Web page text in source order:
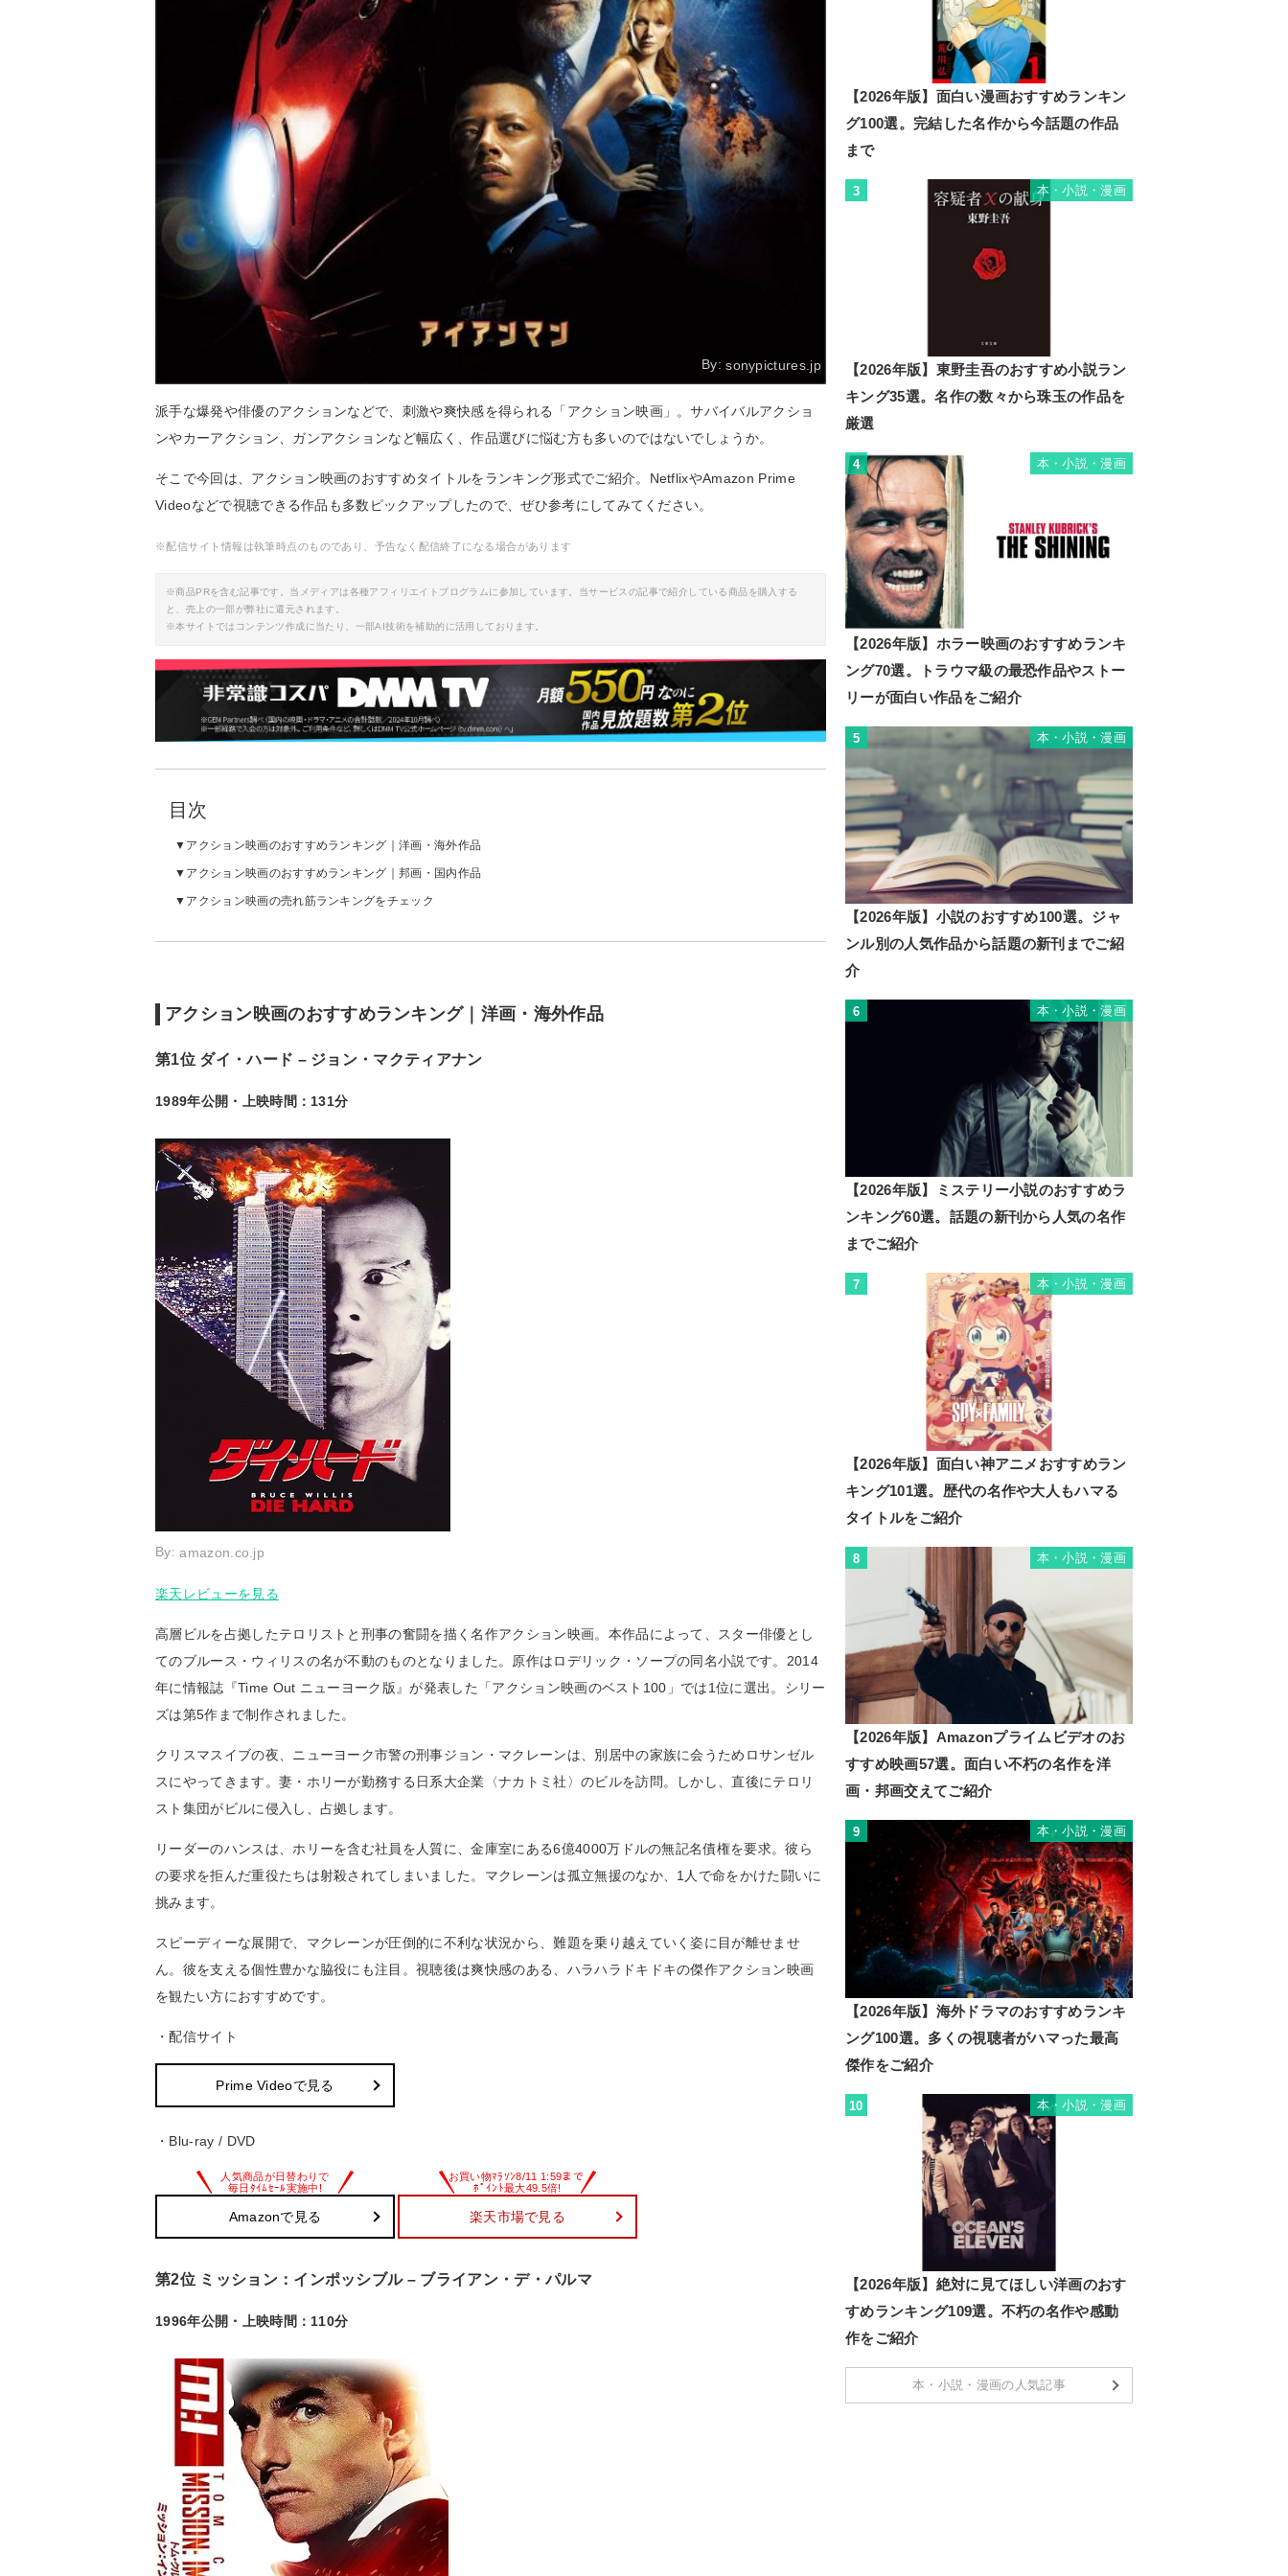
By:sonypictures.jp
派手な爆発や俳優のアクションなどで、刺激や爽快感を得られる「アクション映画」。サバイバルアクショ
ンやカーアクション、ガンアクションなど幅広く、作品選びに悩む方も多いのではないでしょうか。
そこで今回は、アクション映画のおすすめタイトルをランキング形式でご紹介。NetflixやAmazon Prime
Videoなどで視聴できる作品も多数ピックアップしたので、ぜひ参考にしてみてください。
※配信サイト情報は執筆時点のものであり、予告なく配信終了になる場合があります
※商品PRを含む記事です。当メディアは各種アフィリエイトプログラムに参加しています。当サービスの記事で紹介している商品を購入する
と、売上の一部が弊社に還元されます。
※本サイトではコンテンツ作成に当たり、一部AI技術を補助的に活用しております。
目次
アクション映画のおすすめランキング｜洋画・海外作品
アクション映画のおすすめランキング｜邦画・国内作品
アクション映画の売れ筋ランキングをチェック
アクション映画のおすすめランキング｜洋画・海外作品
第1位 ダイ・ハード – ジョン・マクティアナン
1989年公開・上映時間：131分
By:amazon.co.jp
楽天レビューを見る
高層ビルを占拠したテロリストと刑事の奮闘を描く名作アクション映画。本作品によって、スター俳優とし
てのブルース・ウィリスの名が不動のものとなりました。原作はロデリック・ソープの同名小説です。2014
年に情報誌『Time Out ニューヨーク版』が発表した「アクション映画のベスト100」では1位に選出。シリー
ズは第5作まで制作されました。
クリスマスイブの夜、ニューヨーク市警の刑事ジョン・マクレーンは、別居中の家族に会うためロサンゼル
スにやってきます。妻・ホリーが勤務する日系大企業〈ナカトミ社〉のビルを訪問。しかし、直後にテロリ
スト集団がビルに侵入し、占拠します。
リーダーのハンスは、ホリーを含む社員を人質に、金庫室にある6億4000万ドルの無記名債権を要求。彼ら
の要求を拒んだ重役たちは射殺されてしまいました。マクレーンは孤立無援のなか、1人で命をかけた闘いに
挑みます。
スピーディーな展開で、マクレーンが圧倒的に不利な状況から、難題を乗り越えていく姿に目が離せませ
ん。彼を支える個性豊かな脇役にも注目。視聴後は爽快感のある、ハラハラドキドキの傑作アクション映画
を観たい方におすすめです。
・配信サイト
Prime Videoで見る
・Blu-ray / DVD
Amazonで見る 楽天市場で見る
第2位 ミッション：インポッシブル – ブライアン・デ・パルマ
1996年公開・上映時間：110分
【2026年版】面白い漫画おすすめランキン
グ100選。完結した名作から今話題の作品
まで
3 本・小説・漫画
【2026年版】東野圭吾のおすすめ小説ラン
キング35選。名作の数々から珠玉の作品を
厳選
4 本・小説・漫画
【2026年版】ホラー映画のおすすめランキ
ング70選。トラウマ級の最恐作品やストー
リーが面白い作品をご紹介
5 本・小説・漫画
【2026年版】小説のおすすめ100選。ジャ
ンル別の人気作品から話題の新刊までご紹
介
6 本・小説・漫画
【2026年版】ミステリー小説のおすすめラ
ンキング60選。話題の新刊から人気の名作
までご紹介
7 本・小説・漫画
【2026年版】面白い神アニメおすすめラン
キング101選。歴代の名作や大人もハマる
タイトルをご紹介
8 本・小説・漫画
【2026年版】Amazonプライムビデオのお
すすめ映画57選。面白い不朽の名作を洋
画・邦画交えてご紹介
9 本・小説・漫画
【2026年版】海外ドラマのおすすめランキ
ング100選。多くの視聴者がハマった最高
傑作をご紹介
10 本・小説・漫画
【2026年版】絶対に見てほしい洋画のおす
すめランキング109選。不朽の名作や感動
作をご紹介
本・小説・漫画の人気記事